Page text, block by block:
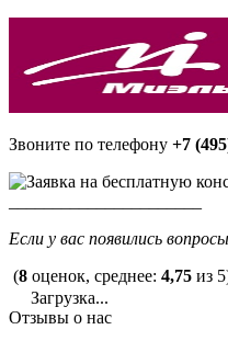
Звоните по телефону +7
Если у вас появились
(8 оценок, среднее: 4,75 из
Загрузка...
Отзывы о нас